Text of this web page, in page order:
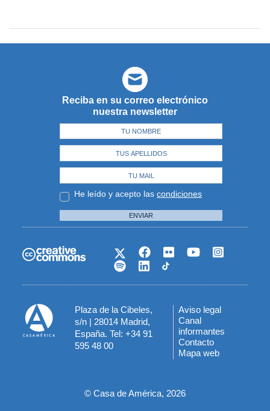
Reciba en su correo electrónico
nuestra newsletter
He leído y acepto las condiciones
ENVIAR
Plaza de la Cibeles,
s/n | 28014 Madrid,
España. Tel: +34 91
595 48 00
Menú
del
pie
Aviso legal
Canal
informantes
Contacto
Mapa web
© Casa de América, 2026